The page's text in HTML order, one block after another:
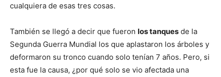
cualquiera de esas tres cosas.
También se llegó a decir que fueron los tanques de la
Segunda Guerra Mundial los que aplastaron los árboles y
deformaron su tronco cuando solo tenían 7 años. Pero, si
esta fue la causa, ¿por qué solo se vio afectada una